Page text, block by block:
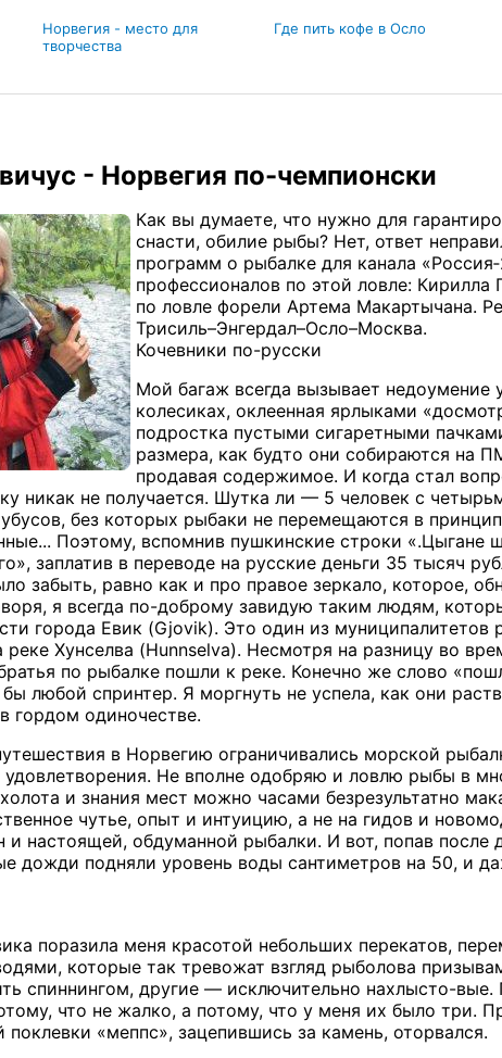
Норвегия - место для
творчества
Где пить кофе в Осло
- Норвегия по-чемпионски
Как вы думаете, что нужно для
снасти, обилие рыбы? Нет, ответ
программ о рыбалке для канала
профессионалов по этой ловле:
по ловле форели Артема Макартычана.
Трисиль–Энгердал–Осло–Москва.
Кочевники по-русски
Мой багаж всегда вызывает
колесиках, оклеенная ярлыками
подростка пустыми сигаретными
размера, как будто они собираются на
продавая содержимое. И когда стал
никак не получается. Шутка ли — 5 человек с
без которых рыбаки не перемещаются в
Поэтому, вспомнив пушкинские строки
заплатив в переводе на русские деньги 35 тысяч
забыть, равно как и про правое зеркало, которое,
я всегда по-доброму завидую таким людям,
города Евик (Gjovik). Это один из
Хунселва (Hunnselva). Несмотря на разницу во
по рыбалке пошли к реке. Конечно же слово
любой спринтер. Я моргнуть не успела, как они
гордом одиночестве.
в Норвегию ограничивались морской
удовлетворения. Не вполне одобряю и ловлю рыбы в
и знания мест можно часами безрезультатно
чутье, опыт и интуицию, а не на гидов и
и настоящей, обдуманной рыбалки. И вот, попав
дожди подняли уровень воды сантиметров на 50, и
поразила меня красотой небольших перекатов,
которые так тревожат взгляд рыболова
спиннингом, другие — исключительно нахлысто-
что не жалко, а потому, что у меня их было
поклевки «меппс», зацепившись за камень, оторвался.